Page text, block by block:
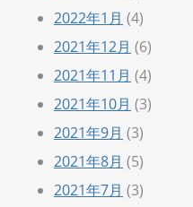
2022年1月 (4)
2021年12月 (6)
2021年11月 (4)
2021年10月 (3)
2021年9月 (3)
2021年8月 (5)
2021年7月 (3)